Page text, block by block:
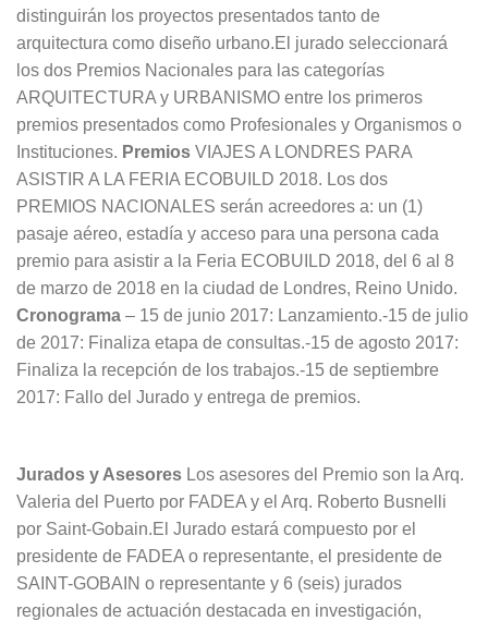
distinguirán los proyectos presentados tanto de
arquitectura como diseño urbano.El jurado seleccionará
los dos Premios Nacionales para las categorías
ARQUITECTURA y URBANISMO entre los primeros
premios presentados como Profesionales y Organismos o
Instituciones. Premios VIAJES A LONDRES PARA
ASISTIR A LA FERIA ECOBUILD 2018. Los dos
PREMIOS NACIONALES serán acreedores a: un (1)
pasaje aéreo, estadía y acceso para una persona cada
premio para asistir a la Feria ECOBUILD 2018, del 6 al 8
de marzo de 2018 en la ciudad de Londres, Reino Unido.
Cronograma – 15 de junio 2017: Lanzamiento.-15 de julio
de 2017: Finaliza etapa de consultas.-15 de agosto 2017:
Finaliza la recepción de los trabajos.-15 de septiembre
2017: Fallo del Jurado y entrega de premios.
Jurados y Asesores Los asesores del Premio son la Arq.
Valeria del Puerto por FADEA y el Arq. Roberto Busnelli
por Saint-Gobain.El Jurado estará compuesto por el
presidente de FADEA o representante, el presidente de
SAINT-GOBAIN o representante y 6 (seis) jurados
regionales de actuación destacada en investigación,